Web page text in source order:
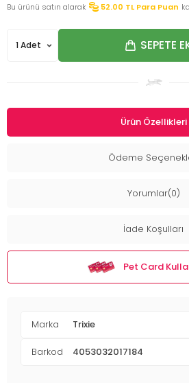
Bu ürünü satın alarak 52.00 TL Para Puan
SEPETE
Ürün Özellikleri
Ödeme
Yorumlar(0)
İade Koşulları
Pet Card
Marka Trixie
Barkod 4053032017184